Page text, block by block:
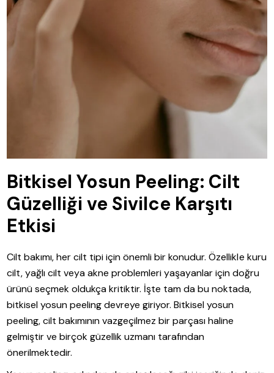
Bitkisel Yosun Peeling: Cilt
Güzelliği ve Sivilce Karşıtı
Etkisi
Cilt bakımı, her cilt tipi için önemli bir konudur. Özellikle kuru
cilt, yağlı cilt veya akne problemleri yaşayanlar için doğru
ürünü seçmek oldukça kritiktir. İşte tam da bu noktada,
bitkisel yosun peeling devreye giriyor. Bitkisel yosun
peeling, cilt bakımının vazgeçilmez bir parçası haline
gelmiştir ve birçok güzellik uzmanı tarafından
önerilmektedir.